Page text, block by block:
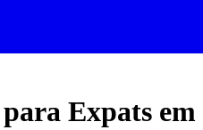
Expats